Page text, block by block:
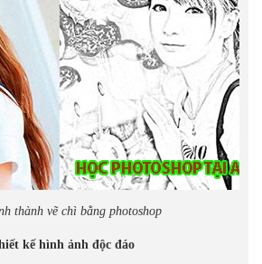
thành vẽ chì bằng photoshop
kế hình ảnh độc đáo